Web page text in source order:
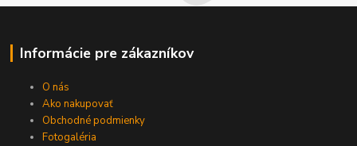
Informácie pre zákazníkov
O nás
Ako nakupovať
Obchodné podmienky
Fotogaléria